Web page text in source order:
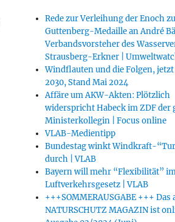
Rede zur Verleihung der Enoch zu
Guttenberg-Medaille an André
Verbandsvorsteher des
Strausberg-Erkner |
Windflauten und die Folgen,
2030, Stand Mai 2024
Affäre um AKW-Akten: Plötzlich
widerspricht Habeck im ZDF der
Ministerkollegin | Focus online
VLAB-Medientipp
Bundestag winkt Windkraft-
durch | VLAB
Bayern will mehr “Flexibilität”
Luftverkehrsgesetz | VLAB
+++SOMMERAUSGABE +++ Das
NATURSCHUTZ MAGAZIN ist